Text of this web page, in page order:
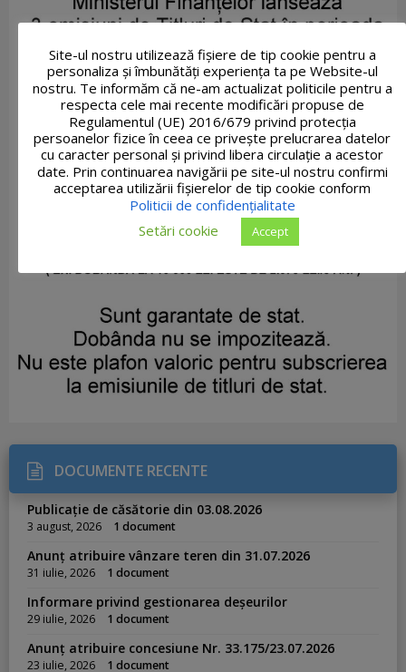
DOCUMENTE RECENTE
Publicație de căsătorie din 03.08.2026
3 august, 2026 1 document
Anunț atribuire vânzare teren din 31.07.2026
31 iulie, 2026 1 document
Informare privind gestionarea deșeurilor
29 iulie, 2026 1 document
Anunț atribuire concesiune Nr. 33.175/23.07.2026
23 iulie, 2026 1 document
Site-ul nostru utilizează fişiere de tip cookie pentru a
personaliza și îmbunătăți experiența ta pe Website-ul
nostru. Te informăm că ne-am actualizat politicile pentru a
respecta cele mai recente modificări propuse de
Regulamentul (UE) 2016/679 privind protecția
persoanelor fizice în ceea ce privește prelucrarea datelor
cu caracter personal și privind libera circulație a acestor
date. Prin continuarea navigării pe site-ul nostru confirmi
acceptarea utilizării fişierelor de tip cookie conform
Politicii de confidențialitate
Setări cookie
Accept